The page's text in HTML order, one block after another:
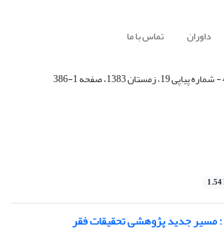
داوران تماس با ما
جدید پژوهشی تحقیقات فقر